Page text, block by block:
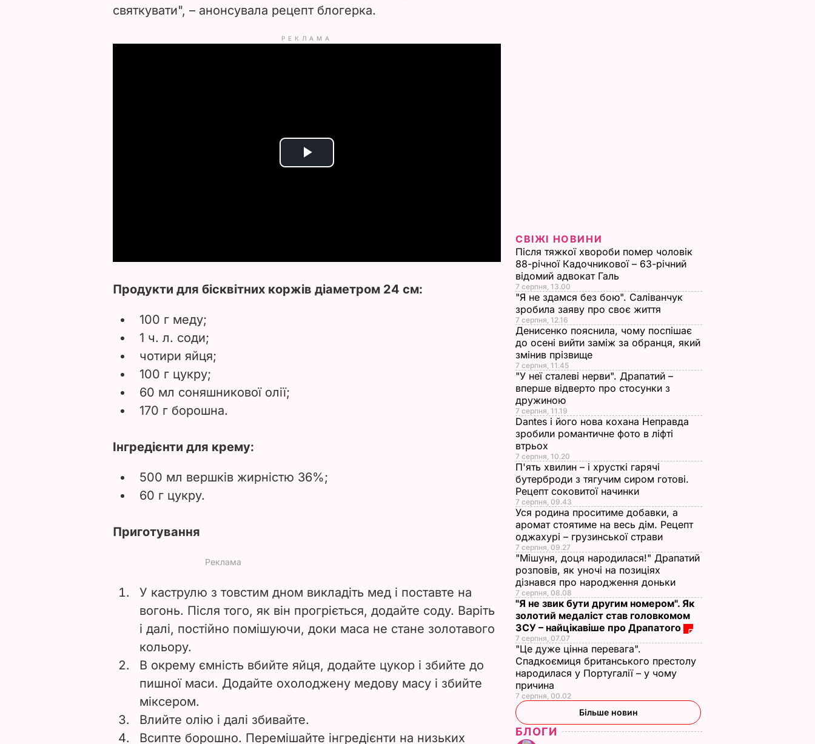
святкувати", – анонсувала рецепт блогерка.
РЕКЛАМА
P
Продукти для бісквітних коржів діаметром 24 см:
100 г меду;
1 ч. л. соди;
чотири яйця;
100 г цукру;
60 мл соняшникової олії;
170 г борошна.
Інгредієнти для крему:
500 мл вершків жирністю 36%;
60 г цукру.
Приготування
У каструлю з товстим дном викладіть мед і поставте на
вогонь. Після того, як він прогріється, додайте соду. Варіть
і далі, постійно помішуючи, доки маса не стане золотавого
кольору.
В окрему ємність вбийте яйця, додайте цукор і збийте до
пишної маси. Додайте охолоджену медову масу і збийте
міксером.
Влийте олію і далі збивайте.
Всипте борошно. Перемішайте інгредієнти на низьких
СВІЖІ НОВИНИ
Після тяжкої хвороби помер чоловік
88-річної Кадочникової – 63-річний
відомий адвокат Галь
7 серпня, 13.00
"Я не здамся без бою". Саліванчук
зробила заяву про своє життя
7 серпня, 12.16
Денисенко пояснила, чому поспішає
до осені вийти заміж за обранця, який
змінив прізвище
7 серпня, 11.45
"У неї сталеві нерви". Драпатий –
вперше відверто про стосунки з
дружиною
7 серпня, 11.19
Dantes і його нова кохана Неправда
зробили романтичне фото в ліфті
втрьох
7 серпня, 10.20
П'ять хвилин – і хрусткі гарячі
бутерброди з тягучим сиром готові.
Рецепт соковитої начинки
7 серпня, 09.43
Уся родина проситиме добавки, а
аромат стоятиме на весь дім. Рецепт
оджахурі – грузинської страви
7 серпня, 09.27
"Мішуня, доця народилася!" Драпатий
розповів, як уночі на позиціях
дізнався про народження доньки
7 серпня, 08.08
"Я не звик бути другим номером". Як
золотий медаліст став головкомом
ЗСУ – найцікавіше про Драпатого
7 серпня, 07.07
"Це дуже цінна перевага".
Спадкоємиця британського престолу
народилася у Португалії – у чому
причина
7 серпня, 00.02
Більше новин
БЛОГИ